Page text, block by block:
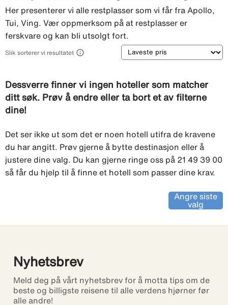
Her presenterer vi alle restplasser som vi får fra Apollo,
Tui, Ving. Vær oppmerksom på at restplasser er
ferskvare og kan bli utsolgt fort.
Slik sorterer vi resultatet  Sortering
Dessverre finner vi ingen hoteller som matcher
ditt søk. Prøv å endre eller ta bort et av filterne
dine!
Det ser ikke ut som det er noen hotell utifra de kravene
du har angitt. Prøv gjerne å bytte destinasjon eller å
justere dine valg. Du kan gjerne ringe oss på 21 49 39 00
så får du hjelp til å finne et hotell som passer dine krav.
Angre siste
valg
Nyhetsbrev
Meld deg på vårt nyhetsbrev for å motta tips om de
beste og billigste reisene til alle verdens hjørner før
alle andre!